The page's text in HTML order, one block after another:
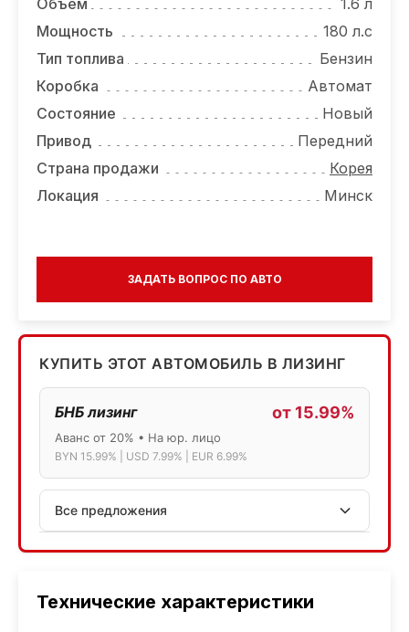
Технические характеристики
Мощность
180 л.с
Тип топлива
Бензин
Коробка
Автомат
Состояние
Новый
Привод
Передний
Страна продажи
Корея
Локация
Минск
ЗАДАТЬ ВОПРОС ПО АВТО
КУПИТЬ ЭТОТ АВТОМОБИЛЬ В ЛИЗИНГ
БНБ лизинг от 15.99%
Аванс от 20% • На юр. лицо
BYN 15.99% | USD 7.99% | EUR 6.99%
Все предложения
АСБ лизинг